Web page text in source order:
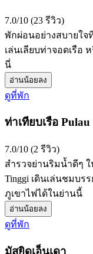
7.0/10 (23 รีวิว)
พักผ่อนอย่างสบายใจ
เล่นเลียบท่าจอดเรือ
นี่
อ่านน้อยลง
ดูที่พัก
ท่าเทียบเรือ
7.0/10 (2 รีวิว)
สำรวจย่านริมน้ำดีๆ ใ
Tinggi เดินเล่นชมบร
ภูเขาไฟได้ในย่านนี้
อ่านน้อยลง
ดูที่พัก
มัสยิดเอ็นเดา